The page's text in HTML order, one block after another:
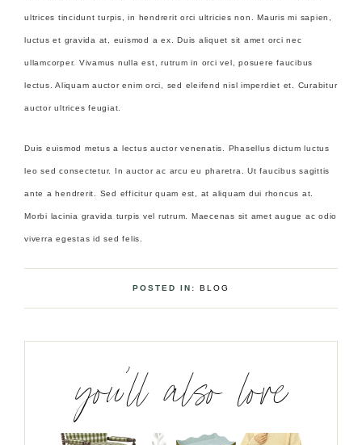
ultrices tincidunt turpis, in hendrerit orci ultricies non. Mauris mi sapien,
luctus et gravida at, euismod a ex. Duis aliquet sit amet orci nec
ullamcorper. Vivamus nulla est, rutrum in orci vel, posuere faucibus
lectus. Aliquam auctor enim orci, sed eleifend nisl imperdiet et. Curabitur
auctor ultrices feugiat.
Duis euismod metus a lectus auctor venenatis. Phasellus dictum luctus
leo sed consectetur. In auctor ac arcu eu pharetra. Ut faucibus sagittis
ante a hendrerit. Sed efficitur quam est, at aliquam dui rhoncus at.
Morbi lacinia gravida turpis vel rutrum. Maecenas sit amet augue ac odio
viverra egestas id sed felis.
POSTED IN: BLOG
you’ll also love